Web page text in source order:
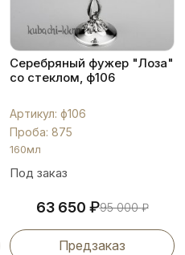
Серебряный фужер "Лоза"
со стеклом, ф106
Артикул: ф106
Проба: 875
160мл
Под заказ
63 650 ₽95 000₽
Предзаказ